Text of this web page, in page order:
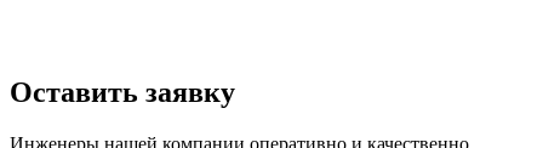
Оставить заявку
Инженеры нашей компании оперативно и качественно